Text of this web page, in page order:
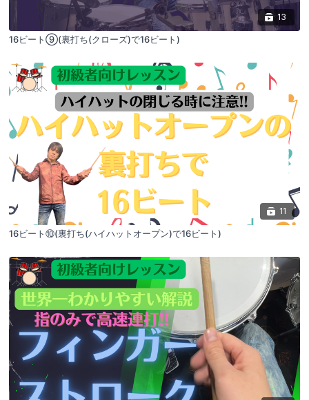
13
16ビート⑨(裏打ち(クローズ)で16ビート)
11
16ビート⑩(裏打ち(ハイハットオープン)で16ビート)